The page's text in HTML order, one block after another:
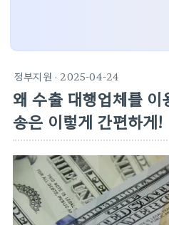
정부지원 · 2025-04-24
왜 수출 대행업체를
송은 이렇게 간편하게!